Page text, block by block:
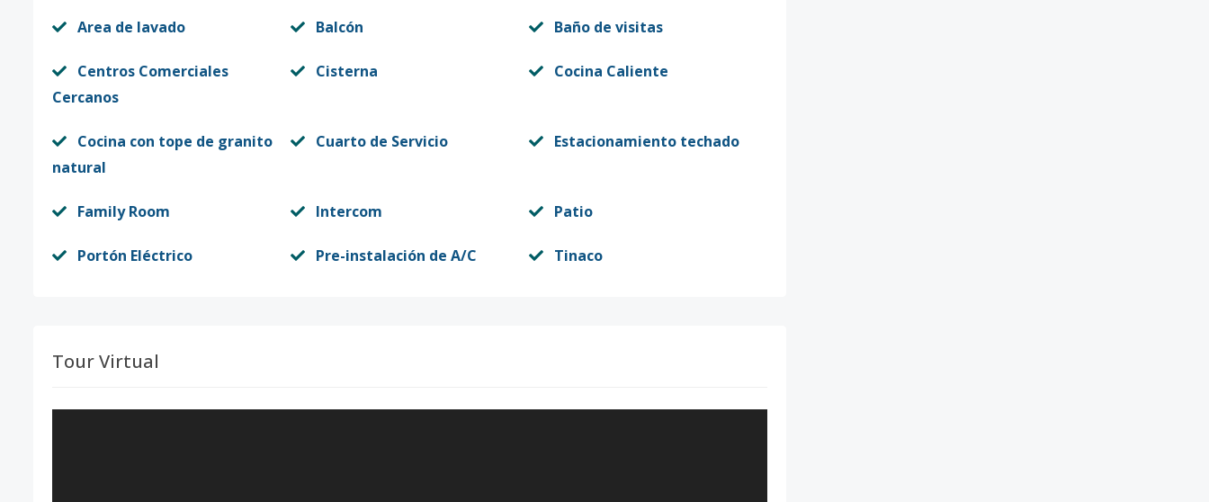
Area de lavado Balcón Baño de visitas
Centros Comerciales
Cercanos
Cisterna Cocina Caliente
Cocina con tope de granito
natural
Cuarto de Servicio Estacionamiento techado
Family Room Intercom Patio
Portón Eléctrico Pre-instalación de A/C Tinaco
Tour Virtual